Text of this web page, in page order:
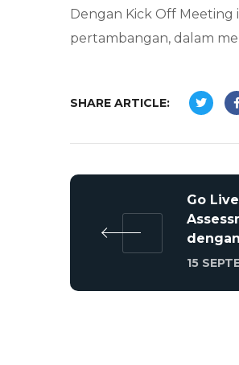
Dengan Kick Off Meeting
pertambangan, dalam
SHARE ARTICLE:
Go
15